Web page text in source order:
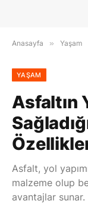
Anasayfa » Yaşam
YAŞAM
Asfaltın
Asfalt, yol
malzeme olup
avantajlar sunar.